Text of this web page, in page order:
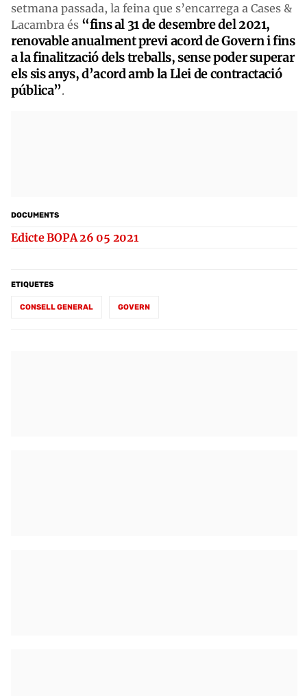
setmana passada, la feina que s’encarrega a Cases &
Lacambra és “fins al 31 de desembre del 2021,
renovable anualment previ acord de Govern i fins
a la finalització dels treballs, sense poder superar
els sis anys, d’acord amb la Llei de contractació
pública”.
DOCUMENTS
Edicte BOPA 26 05 2021
ETIQUETES
CONSELL GENERAL GOVERN